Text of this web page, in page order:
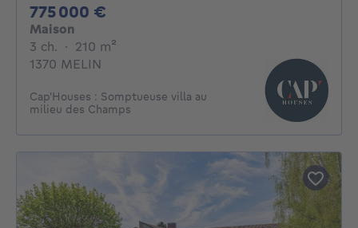
775 000 €
Maison
3 ch. 3 chambres
· 210 m²
1370 MELIN
Cap'Houses : Somptueuse villa au
milieu des Champs